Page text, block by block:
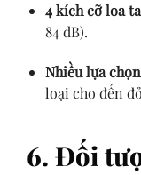
4 kích cỡ loa
84 dB).
Nhiều lựa
loại cho đến
6. Đối